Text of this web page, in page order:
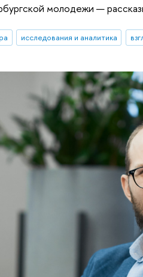
молодежи —
исследования и аналитика